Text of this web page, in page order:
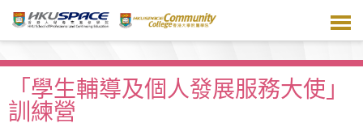
主
「學生輔導及個人發展服務大使」
訓練營